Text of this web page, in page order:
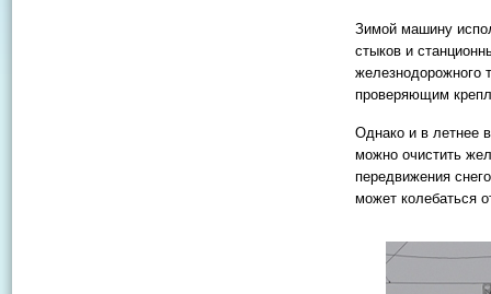
Зимой машину
стыков и
железнодорожного
проверяющим
Однако и в летнее
можно очистить
передвижения
может колебаться